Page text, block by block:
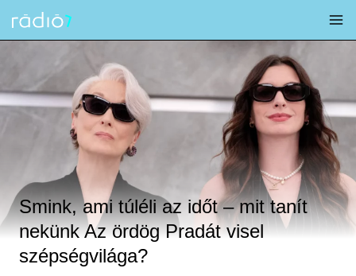
Smink, ami túléli az időt – mit tanít
nekünk Az ördög Pradát visel
szépségvilága?